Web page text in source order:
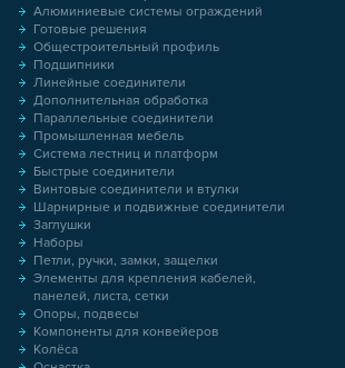
Алюминиевые системы ограждений
Готовые решения
Общестроительный профиль
Подшипники
Линейные соединители
Дополнительная обработка
Параллельные соединители
Промышленная мебель
Система лестниц и платформ
Быстрые соединители
Винтовые соединители и втулки
Шарнирные и подвижные соединители
Заглушки
Наборы
Петли, ручки, замки, защелки
Элементы для крепления кабелей,
панелей, листа, сетки
Опоры, подвесы
Компоненты для конвейеров
Колёса